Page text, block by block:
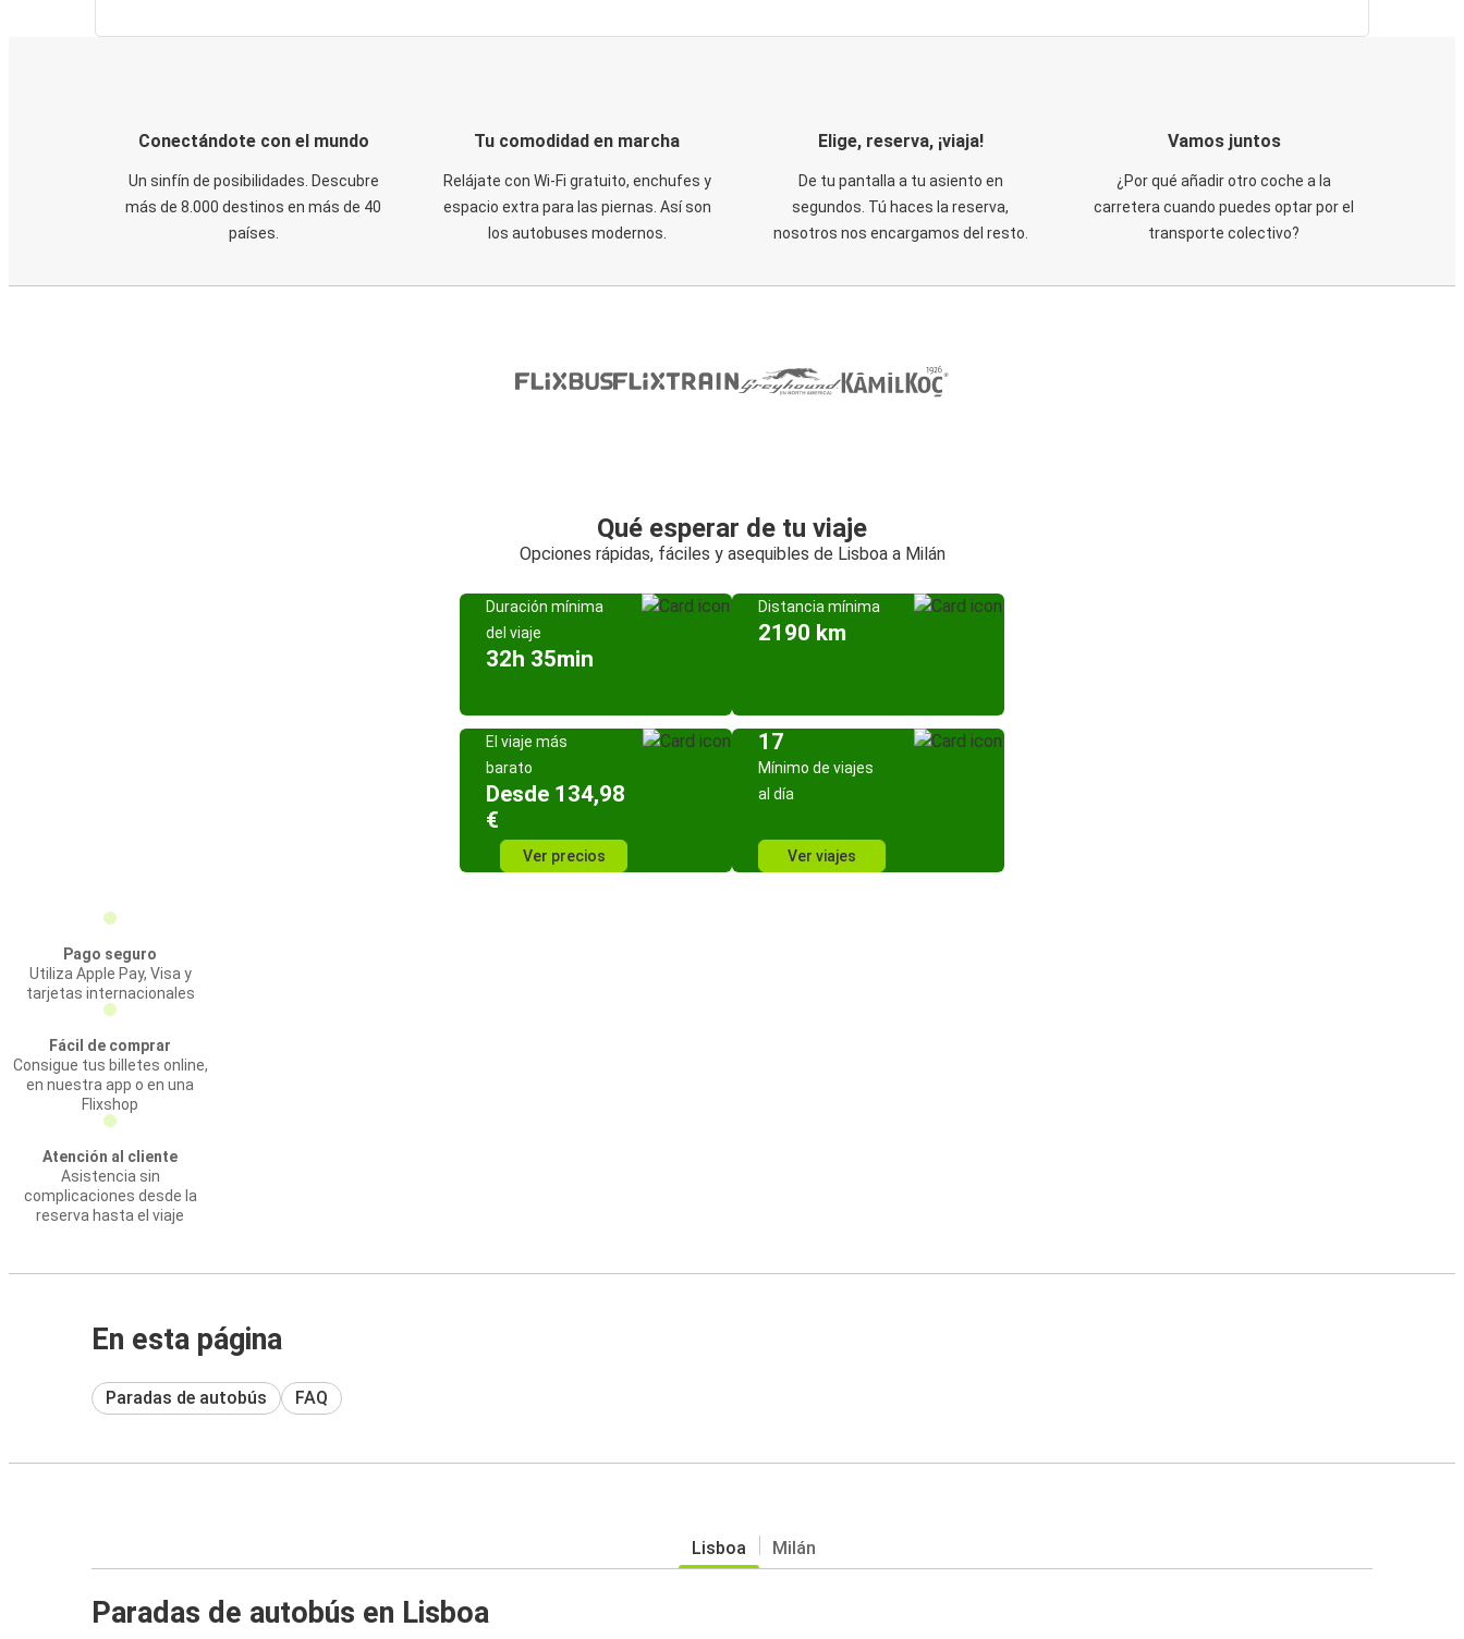
Conectándote con el mundo
Un sinfín de posibilidades. Descubre
más de 8.000 destinos en más de 40
países.
Tu comodidad en marcha
Relájate con Wi-Fi gratuito, enchufes y
espacio extra para las piernas. Así son
los autobuses modernos.
Elige, reserva, ¡viaja!
De tu pantalla a tu asiento en
segundos. Tú haces la reserva,
nosotros nos encargamos del resto.
Vamos juntos
¿Por qué añadir otro coche a la
carretera cuando puedes optar por el
transporte colectivo?
Qué esperar de tu viaje
Opciones rápidas, fáciles y asequibles de Lisboa a Milán
Duración mínima
del viaje
32h 35min
Distancia mínima
2190 km
El viaje más
barato
Desde 134,98
€
Ver precios
17
Mínimo de viajes
al día
Ver viajes
Pago seguro
Utiliza Apple Pay, Visa y
tarjetas internacionales
Fácil de comprar
Consigue tus billetes online,
en nuestra app o en una
Flixshop
Atención al cliente
Asistencia sin
complicaciones desde la
reserva hasta el viaje
En esta página
Paradas de autobús FAQ
Lisboa Milán
Paradas de autobús en Lisboa